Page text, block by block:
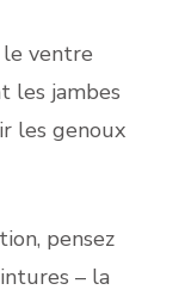
le ventre
les jambes
les genoux
pensez
– la